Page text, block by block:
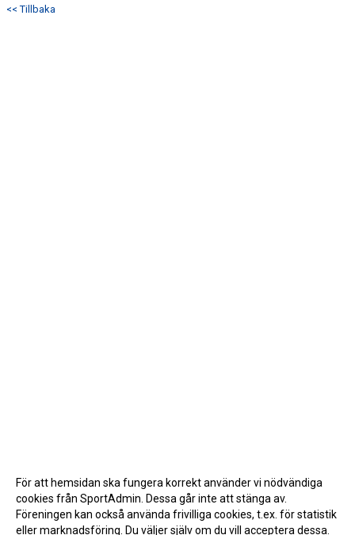
<< Tillbaka
För att hemsidan ska fungera korrekt använder vi nödvändiga
cookies från SportAdmin. Dessa går inte att stänga av.
Föreningen kan också använda frivilliga cookies, t.ex. för statistik
eller marknadsföring. Du väljer själv om du vill acceptera dessa.